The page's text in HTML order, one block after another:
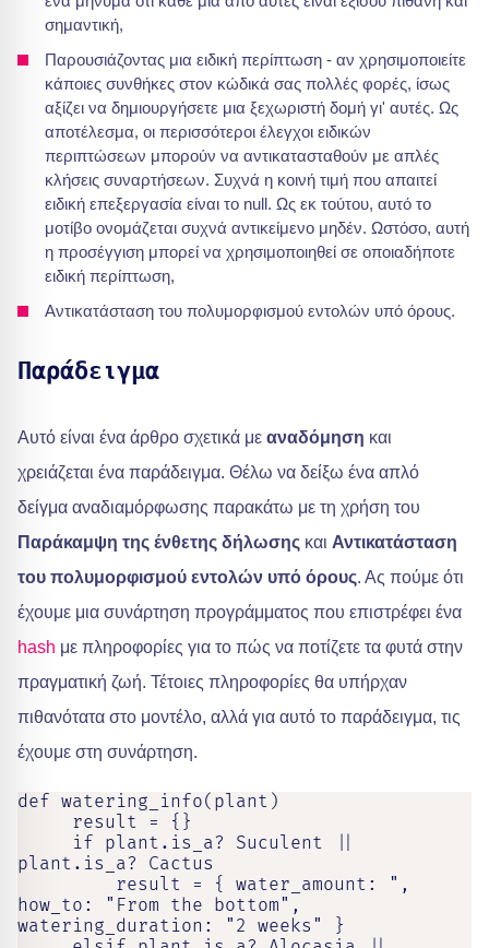
σημαντική,
Παρουσιάζοντας μια ειδική περίπτωση - αν χρησιμοποιείτε
κάποιες συνθήκες στον κώδικά σας πολλές φορές, ίσως
αξίζει να δημιουργήσετε μια ξεχωριστή δομή γι' αυτές. Ως
αποτέλεσμα, οι περισσότεροι έλεγχοι ειδικών
περιπτώσεων μπορούν να αντικατασταθούν με απλές
κλήσεις συναρτήσεων. Συχνά η κοινή τιμή που απαιτεί
ειδική επεξεργασία είναι το null. Ως εκ τούτου, αυτό το
μοτίβο ονομάζεται συχνά αντικείμενο μηδέν. Ωστόσο, αυτή
η προσέγγιση μπορεί να χρησιμοποιηθεί σε οποιαδήποτε
ειδική περίπτωση,
Αντικατάσταση του πολυμορφισμού εντολών υπό όρους.
Παράδειγμα
Αυτό είναι ένα άρθρο σχετικά με αναδόμηση και
χρειάζεται ένα παράδειγμα. Θέλω να δείξω ένα απλό
δείγμα αναδιαμόρφωσης παρακάτω με τη χρήση του
Παράκαμψη της ένθετης δήλωσης και Αντικατάσταση
του πολυμορφισμού εντολών υπό όρους. Ας πούμε ότι
έχουμε μια συνάρτηση προγράμματος που επιστρέφει ένα
hash με πληροφορίες για το πώς να ποτίζετε τα φυτά στην
πραγματική ζωή. Τέτοιες πληροφορίες θα υπήρχαν
πιθανότατα στο μοντέλο, αλλά για αυτό το παράδειγμα, τις
έχουμε στη συνάρτηση.
def watering_info(plant)
plant.is_a? Cactus
how_to: "From the bottom",
watering_duration: "2 weeks" }